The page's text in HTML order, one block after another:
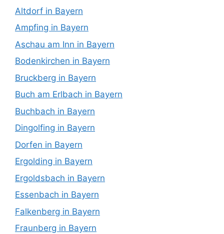
Altdorf in Bayern
Ampfing in Bayern
Aschau am Inn in Bayern
Bodenkirchen in Bayern
Bruckberg in Bayern
Buch am Erlbach in Bayern
Buchbach in Bayern
Dingolfing in Bayern
Dorfen in Bayern
Ergolding in Bayern
Ergoldsbach in Bayern
Essenbach in Bayern
Falkenberg in Bayern
Fraunberg in Bayern